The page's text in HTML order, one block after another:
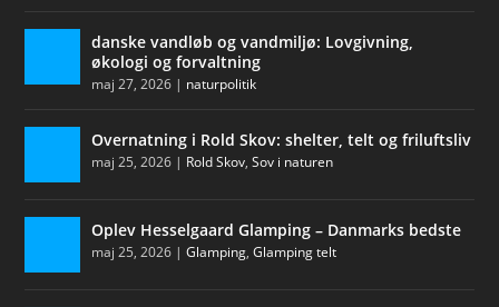
danske vandløb og vandmiljø: Lovgivning,
økologi og forvaltning
maj 27, 2026 | naturpolitik
Overnatning i Rold Skov: shelter, telt og friluftsliv
maj 25, 2026 | Rold Skov,Sov i naturen
Oplev Hesselgaard Glamping – Danmarks bedste
maj 25, 2026 |Glamping,Glamping telt